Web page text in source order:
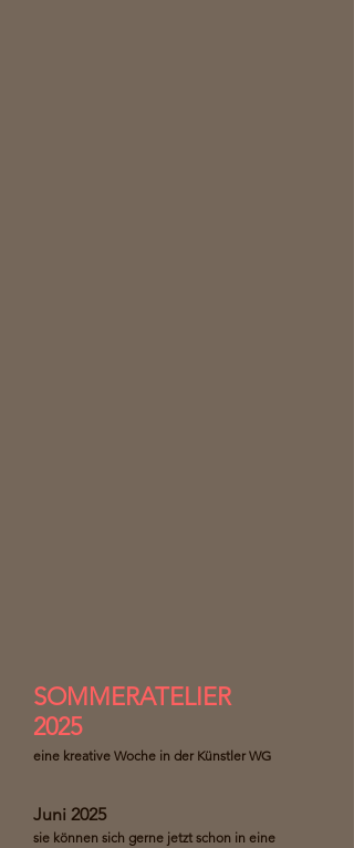
SOMMERATELIER
2025
eine kreative Woche in der Künstler WG
Juni 2025
sie können sich gerne jetzt schon in eine